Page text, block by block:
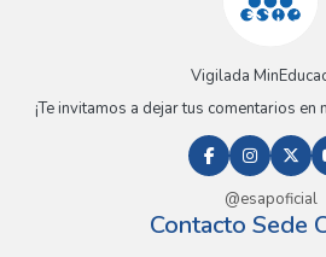
Vigilada
¡Te invitamos a dejar tus comentarios
@esapoficial
Contacto Sede